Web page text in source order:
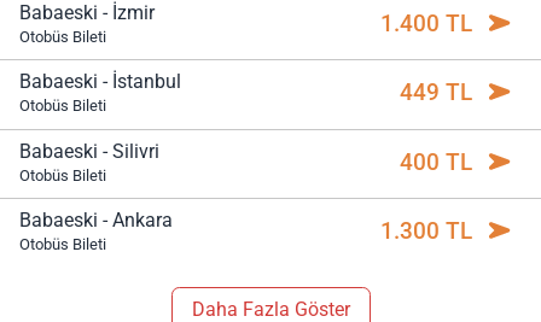
Babaeski - İzmir
Otobüs Bileti 1.400 TL
Babaeski - İstanbul
Otobüs Bileti 449 TL
Babaeski - Silivri
Otobüs Bileti 400 TL
Babaeski - Ankara
Otobüs Bileti 1.300 TL
Daha Fazla Göster